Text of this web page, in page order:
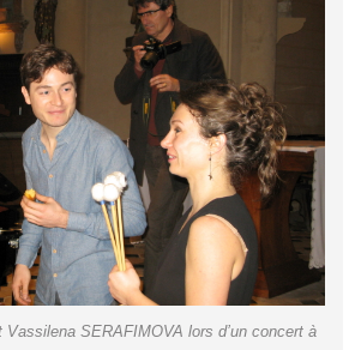
Vassilena SERAFIMOVA lors d’un concert à